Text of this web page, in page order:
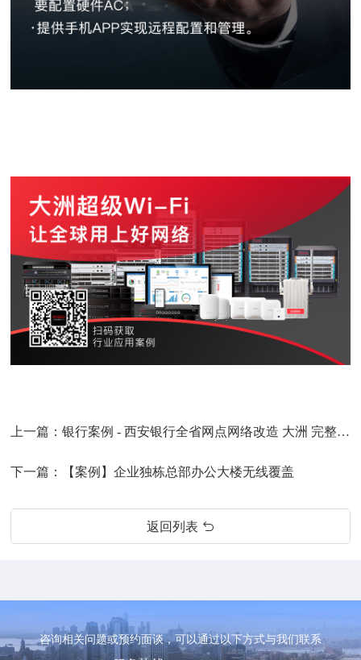
上一篇：银行案例 - 西安银行全省网点网络改造 大洲 完整网络解决方案
返回列表
下一篇： 【案例】企业独栋总部办公大楼无线覆盖
咨询相关问题或预约面谈，可以通过以下方式与我们联系